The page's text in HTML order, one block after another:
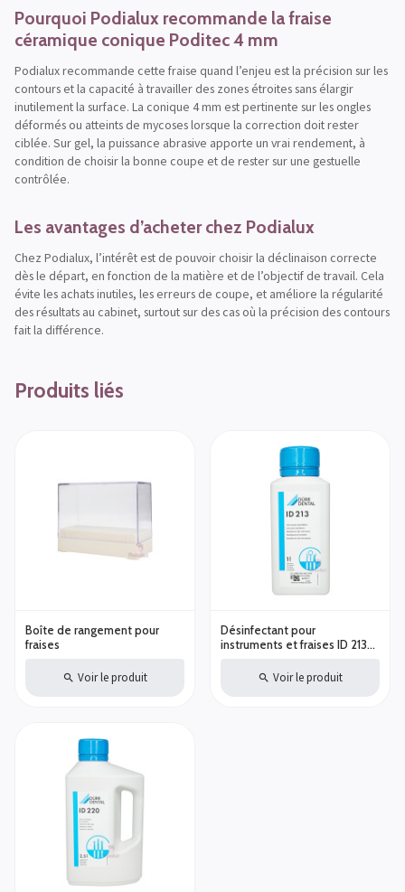
Pourquoi Podialux recommande la fraise
céramique conique Poditec 4 mm
Podialux recommande cette fraise quand l’enjeu est la précision sur les
contours et la capacité à travailler des zones étroites sans élargir
inutilement la surface. La conique 4 mm est pertinente sur les ongles
déformés ou atteints de mycoses lorsque la correction doit rester
ciblée. Sur gel, la puissance abrasive apporte un vrai rendement, à
condition de choisir la bonne coupe et de rester sur une gestuelle
contrôlée.
Les avantages d’acheter chez Podialux
Chez Podialux, l’intérêt est de pouvoir choisir la déclinaison correcte
dès le départ, en fonction de la matière et de l’objectif de travail. Cela
évite les achats inutiles, les erreurs de coupe, et améliore la régularité
des résultats au cabinet, surtout sur des cas où la précision des contours
fait la différence.
Produits liés
Boîte de rangement pour
fraises
Voir le produit
Désinfectant pour
instruments et fraises ID 213
Voir le produit